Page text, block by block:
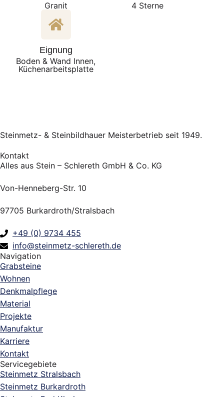
Granit
4 Sterne
Eignung
Boden & Wand Innen,
Küchenarbeitsplatte
Steinmetz- & Steinbildhauer Meisterbetrieb seit 1949.
Kontakt
Alles aus Stein – Schlereth GmbH & Co. KG
Von-Henneberg-Str. 10
97705 Burkardroth/Stralsbach
+49 (0) 9734 455
info@steinmetz-schlereth.de
Navigation
Grabsteine
Wohnen
Denkmalpflege
Material
Projekte
Manufaktur
Karriere
Kontakt
Servicegebiete
Steinmetz Stralsbach
Steinmetz Burkardroth